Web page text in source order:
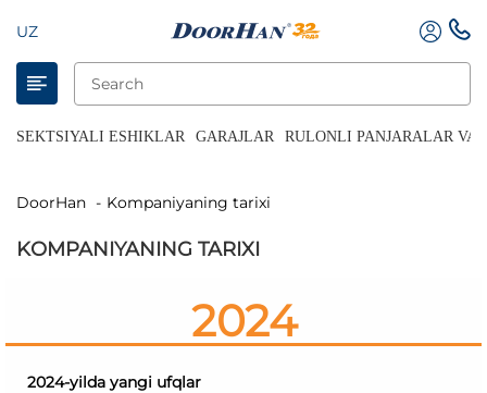
UZ
SEKTSIYALI ESHIKLAR GARAJLAR RULONLI PANJARALAR VA
DoorHan Kompaniyaning tarixi
KOMPANIYANING TARIXI
2024
2024-yilda yangi ufqlar